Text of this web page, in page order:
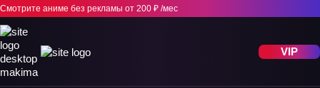
Смотрите аниме без рекламы от 200 ₽ /мес
VIP